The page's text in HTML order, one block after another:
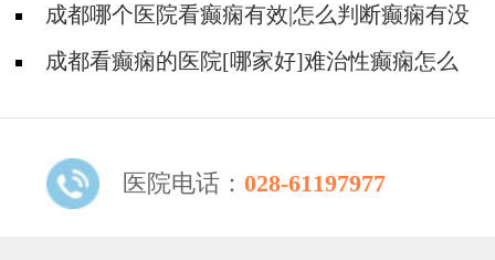
调整?成都哪个医院看癫痫有效|怎么判断癫痫有没
有发作?
成都看癫痫的医院[哪家好]难治性癫痫怎么
医院电话： 028-61197977